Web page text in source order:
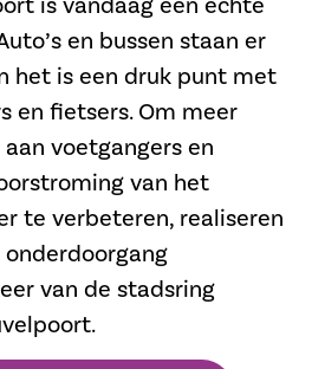
en bussen staan er
het is een druk punt met
en fietsers.Om meer
voetgangers en
van het
te verbeteren, realiseren
van de stadsring